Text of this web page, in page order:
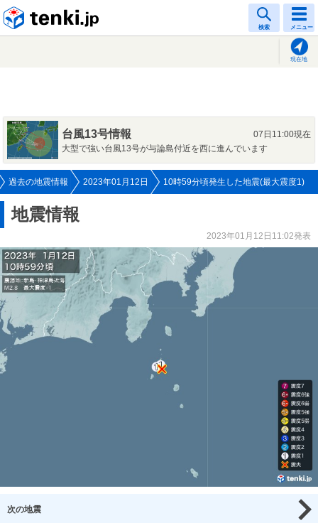
検索 メニュー
現在地
台風13号情報
07日11:00現在
大型で強い台風13号が与論島付近を西に進んでいます
過去の地震情報 2023年01月12日 10時59分頃発生した地震(最大震度1)
地震情報
2023年01月12日11:02発表
次の地震